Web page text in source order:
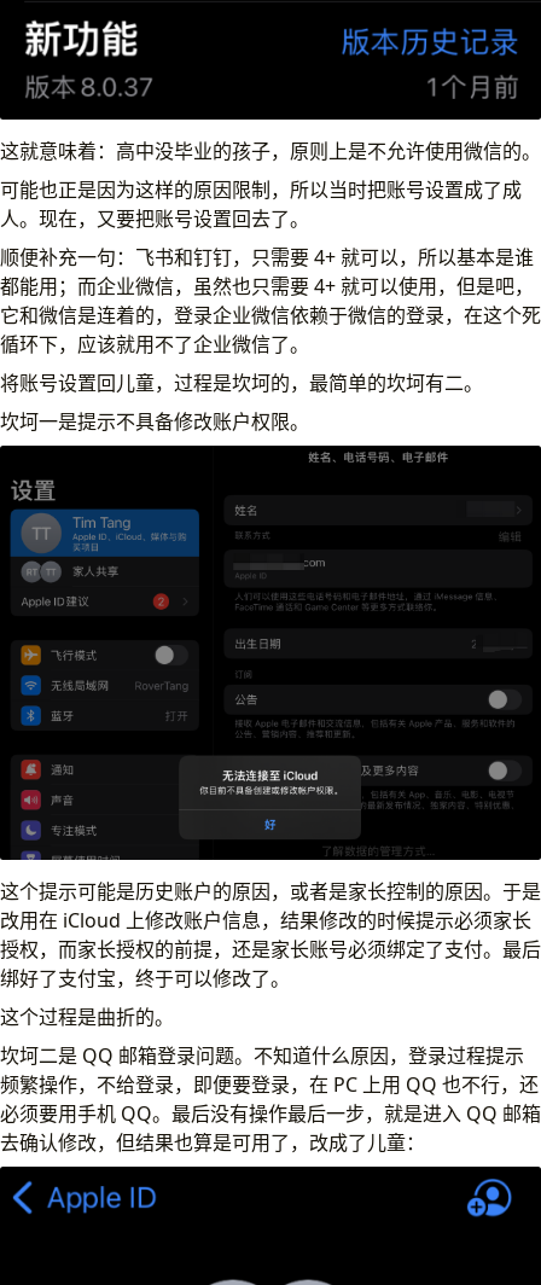
这就意味着：高中没毕业的孩子，原则上是不允许使用微信的。
可能也正是因为这样的原因限制，所以当时把账号设置成了成
人。现在，又要把账号设置回去了。
顺便补充一句：飞书和钉钉，只需要 4+ 就可以，所以基本是谁
都能用；而企业微信，虽然也只需要 4+ 就可以使用，但是吧，
它和微信是连着的，登录企业微信依赖于微信的登录，在这个死
循环下，应该就用不了企业微信了。
将账号设置回儿童，过程是坎坷的，最简单的坎坷有二。
坎坷一是提示不具备修改账户权限。
这个提示可能是历史账户的原因，或者是家长控制的原因。于是
改用在 iCloud 上修改账户信息，结果修改的时候提示必须家长
授权，而家长授权的前提，还是家长账号必须绑定了支付。最后
绑好了支付宝，终于可以修改了。
这个过程是曲折的。
坎坷二是 QQ 邮箱登录问题。不知道什么原因，登录过程提示
频繁操作，不给登录，即便要登录，在 PC 上用 QQ 也不行，还
必须要用手机 QQ。最后没有操作最后一步，就是进入 QQ 邮箱
去确认修改，但结果也算是可用了，改成了儿童：